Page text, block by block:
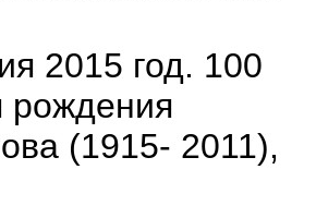
2015 год. 100
рождения
(1915- 2011),